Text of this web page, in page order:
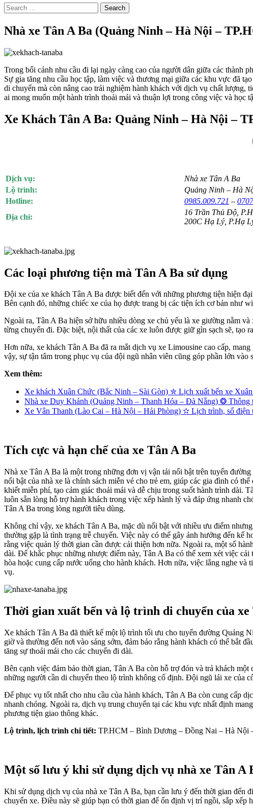
Search
for:
Nhà xe Tân A Ba (Quảng Ninh – Hà Nội –
Trong bối cảnh nhu cầu đi lại ngày càng cao của người dân giữa các
Sự gia tăng nhu cầu học tập, làm việc và thương mại giữa các khu vực đã
di chuyển mà còn nâng cao trải nghiệm hành khách với dịch vụ chất
ai mong muốn một hành trình thoải mái và thuận lợi trong công việc và học
Xe Khách Tân A Ba: Quảng Ninh – Hà Nội –
Dịch vụ:
Nhà xe Tân A Ba
Lộ trình:
Quảng Ninh – Hà
Hotline:
0985.009.721 –
Địa chỉ:
16 Trần Thủ Độ,
200C Hạ Lý, P.Hạ
Các loại phương tiện mà Tân A Ba sử dụng
Đội xe của xe khách Tân A Ba được biết đến với những phương tiện hiện
Bên cạnh đó, những chiếc xe của họ được trang bị các tiện ích cơ bản như
Ngoài ra, Tân A Ba hiện sở hữu nhiều dòng xe chủ yếu là xe giường nằm
từng chuyến đi. Đặc biệt, nội thất của các xe luôn được giữ gìn sạch sẽ, tạo
Hơn nữa, xe khách Tân A Ba đã ra mắt dịch vụ xe Limousine cao cấp,
vậy, sự tận tâm trong phục vụ của đội ngũ nhân viên cũng góp phần lớn vào
Xem thêm:
Xe khách Xuân Chức (Bắc Ninh – Sài Gòn) ✮ Lịch xuất bến xe
Nhà xe Duy Khánh (Quảng Ninh – Thanh Hóa – Đà Nẵng) ❂ Thông
Xe Vân Thanh (Lào Cai – Hà Nội – Hải Phòng) ✫ Lịch trình, số điện
Tích cực và hạn chế của xe Tân A Ba
Nhà xe Tân A Ba là một trong những đơn vị vận tải nổi bật trên tuyến
nổi bật của nhà xe là chính sách miễn vé cho trẻ em, giúp các gia đình có
khiết miễn phí, tạo cảm giác thoải mái và dễ chịu trong suốt hành trình dài.
luôn sẵn lòng hỗ trợ hành khách trong việc xếp hành lý và đáp ứng nhanh
Tân A Ba trong lòng người tiêu dùng.
Không chỉ vậy, xe khách Tân A Ba, mặc dù nổi bật với nhiều ưu điểm
thường gặp là tình trạng trễ chuyến. Việc này có thể gây ảnh hưởng đến kế
rằng việc quản lý thời gian cần được cải thiện hơn nữa. Ngoài ra, một số
dài. Để khắc phục những nhược điểm này, Tân A Ba có thể xem xét việc
hòa hoặc cung cấp nước uống cho hành khách. Hơn nữa, việc lắng nghe
vụ.
Thời gian xuất bến và lộ trình di chuyển của xe
Xe khách Tân A Ba đã thiết kế một lộ trình tối ưu cho tuyến đường
giờ và thường đến nơi vào sáng sớm, đảm bảo rằng hành khách có thể bắt
tăng sự thoải mái cho các chuyến đi dài.
Bên cạnh việc đảm bảo thời gian, Tân A Ba còn hỗ trợ đón và trả khách
những người cần di chuyển theo lộ trình không cố định. Đội ngũ lái xe của
Để phục vụ tốt nhất cho nhu cầu của hành khách, Tân A Ba còn cung cấp
nhanh chóng. Ngoài ra, dịch vụ trung chuyển tại các khu vực nhất định
phương tiện giao thông khác.
Lộ trình, lịch trình chi tiết: TP.HCM – Bình Dương – Đồng Nai – Hà Nội
Một số lưu ý khi sử dụng dịch vụ nhà xe Tân A
Khi sử dụng dịch vụ của nhà xe Tân A Ba, bạn cần lưu ý đến thời gian đến
chuyến xe. Điều này sẽ giúp bạn có thời gian để ổn định vị trí ngồi, sắp xếp